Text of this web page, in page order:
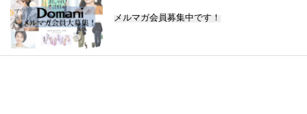
メルマガ会員募集中です！